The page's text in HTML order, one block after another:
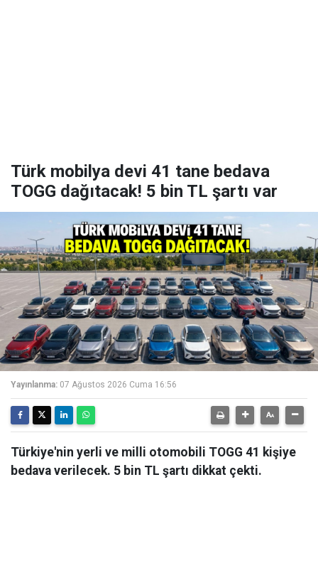
Türk mobilya devi 41 tane bedava
TOGG dağıtacak! 5 bin TL şartı var
Yayınlanma: 07 Ağustos 2026 Cuma 16:56
Türkiye'nin yerli ve milli otomobili TOGG 41 kişiye
bedava verilecek. 5 bin TL şartı dikkat çekti.